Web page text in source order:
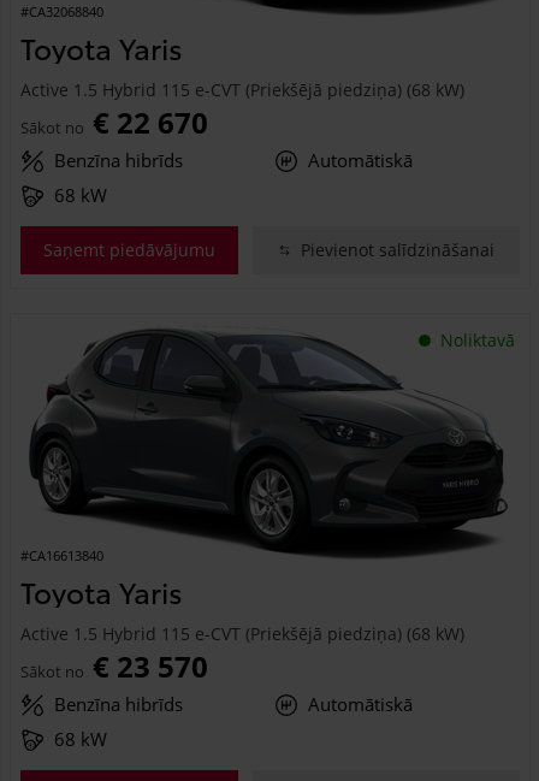
#CA32068840
Toyota Yaris
Active 1.5 Hybrid 115 e-CVT (Priekšējā piedziņa) (68 kW)
Sākot no € 22 670
Benzīna hibrīds
Automātiskā
68 kW
Saņemt piedāvājumu Pievienot salīdzināšanai
Noliktavā
#CA16613840
Toyota Yaris
Active 1.5 Hybrid 115 e-CVT (Priekšējā piedziņa) (68 kW)
Sākot no € 23 570
Benzīna hibrīds
Automātiskā
68 kW